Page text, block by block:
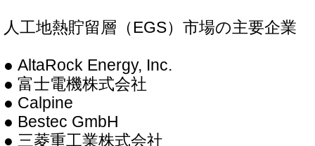
人工地熱貯留層（EGS）市場の主要企業
● AltaRock Energy, Inc.
● 富士電機株式会社
● Calpine
● Bestec GmbH
● 三菱重工業株式会社